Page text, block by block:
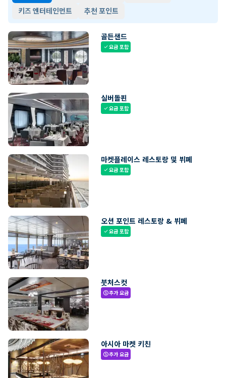
키즈 엔터테인먼트
추천 포인트
골든샌드
check요금 포함
실버돌핀
check요금 포함
마켓플레이스 레스토랑 및 뷔페
check요금 포함
오션 포인트 레스토랑 & 뷔페
check요금 포함
붓처스컷
paid추가 요금
아시아 마켓 키친
paid추가 요금